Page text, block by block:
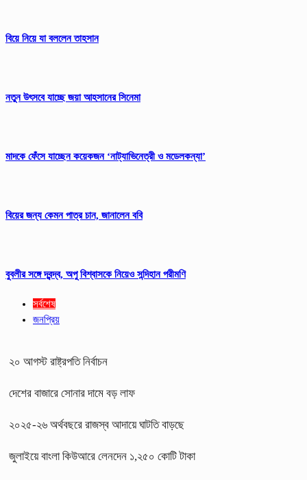
বিয়ে নিয়ে যা বললেন তাহসান
নতুন উৎসবে যাচ্ছে জয়া আহসানের সিনেমা
মাদকে ফেঁসে যাচ্ছেন কয়েকজন ‘নাট্যাভিনেত্রী ও মডেলকন্যা’
বিয়ের জন্য কেমন পাত্র চান, জানালেন ববি
বুবলীর সঙ্গে দ্বন্দ্ব, অপু বিশ্বাসকে নিয়েও সন্দিহান পরীমণি
সর্বশেষ
জনপ্রিয়
২০ আগস্ট রাষ্ট্রপতি নির্বাচন
দেশের বাজারে সোনার দামে বড় লাফ
২০২৫-২৬ অর্থবছরে রাজস্ব আদায়ে ঘাটতি বাড়ছে
জুলাইয়ে বাংলা কিউআরে লেনদেন ১,২৫০ কোটি টাকা